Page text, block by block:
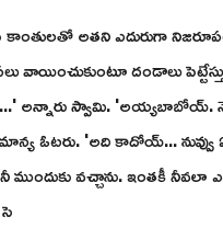
అతని ఎదురుగా
వాయించుకుంటూ దండాలు
అన్నారు స్వామి.
'అది కాదోయ్... నువ్వు ఏ
వచ్చాను. ఇంతకీ నీవలా